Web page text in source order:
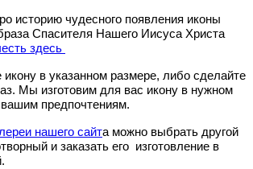
историю чудесного появления иконы
Спасителя Нашего Иисуса Христа
здесь
икону в указанном размере, либо сделайте
Мы изготовим для вас икону в нужном
предпочтениям.
нашего сайта можно выбрать другой
и заказать его изготовление в